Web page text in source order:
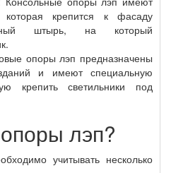
которая крепится к фасаду
штырь, на который
опоры лэп предназначены
и имеют специальную
крепить светильники под
лэп?
учитывать несколько